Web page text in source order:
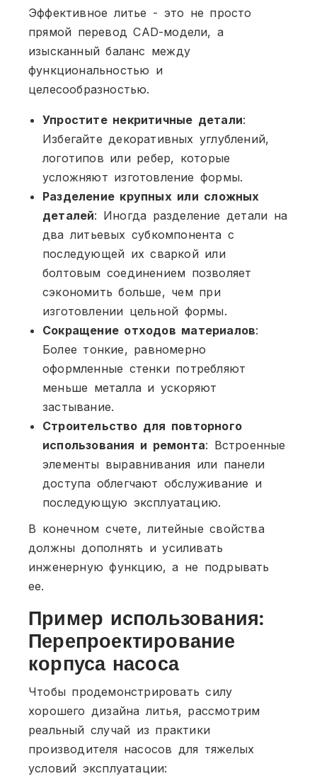
Эффективное литье - это не просто
прямой перевод CAD-модели, а
изысканный баланс между
функциональностью и
целесообразностью.
Упростите некритичные детали:
Избегайте декоративных углублений,
логотипов или ребер, которые
усложняют изготовление формы.
Разделение крупных или сложных
деталей: Иногда разделение детали на
два литьевых субкомпонента с
последующей их сваркой или
болтовым соединением позволяет
сэкономить больше, чем при
изготовлении цельной формы.
Сокращение отходов материалов:
Более тонкие, равномерно
оформленные стенки потребляют
меньше металла и ускоряют
застывание.
Строительство для повторного
использования и ремонта: Встроенные
элементы выравнивания или панели
доступа облегчают обслуживание и
последующую эксплуатацию.
В конечном счете, литейные свойства
должны дополнять и усиливать
инженерную функцию, а не подрывать
ее.
Пример использования:
Перепроектирование
корпуса насоса
Чтобы продемонстрировать силу
хорошего дизайна литья, рассмотрим
реальный случай из практики
производителя насосов для тяжелых
условий эксплуатации: